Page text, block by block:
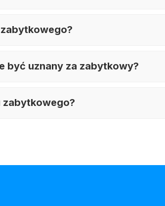
być uznany za zabytkowy?
zabytkowego?